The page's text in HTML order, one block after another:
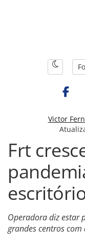
Victor
Frt
Operadora diz estar
grandes centros